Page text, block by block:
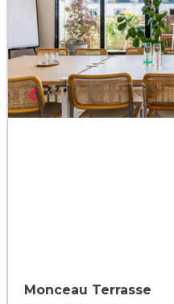
Monceau Terrasse